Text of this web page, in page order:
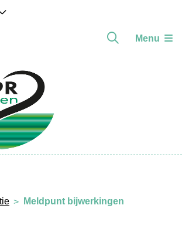
Menu
Meldpunt bijwerkingen